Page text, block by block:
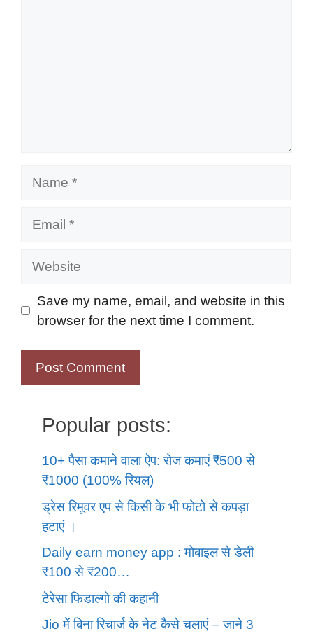
Website
Save my name, email, and website in this
browser for the next time I comment.
Popular posts:
10+ पैसा कमाने वाला ऐप: रोज कमाएं ₹500 से
₹1000 (100% रियल)
ड्रेस रिमूवर एप से किसी के भी फोटो से कपड़ा
हटाएं ।
Daily earn money app : मोबाइल से डेली
₹100 से ₹200…
टेरेसा फिडाल्गो की कहानी
Jio में बिना रिचार्ज के नेट कैसे चलाएं – जाने 3